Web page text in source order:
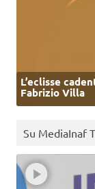
L’eclisse
Fabrizio Villa
Su MediaInaf